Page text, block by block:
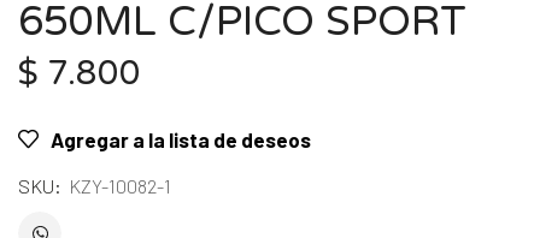
650ML C/PICO SPORT
$ 7.800
Agregar a la lista de deseos
SKU: KZY-10082-1